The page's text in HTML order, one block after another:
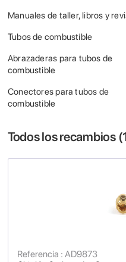
Manuales de taller, libros y
Tubos de combustible
Abrazaderas para tubos de
combustible
Conectores para tubos de
combustible
Todos los recambios (
Referencia : AD9873